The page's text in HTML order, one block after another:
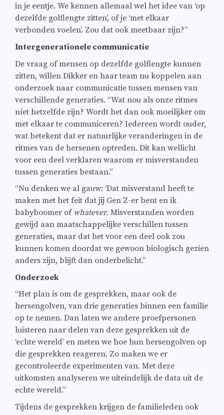
in je eentje. We kennen allemaal wel het idee van ‘op
dezelfde golflengte zitten’, of je ‘met elkaar
verbonden voelen’. Zou dat ook meetbaar zijn?”
Intergenerationele communicatie
De vraag of mensen op dezelfde golflengte kunnen
zitten, willen Dikker en haar team nu koppelen aan
onderzoek naar communicatie tussen mensen van
verschillende generaties. “Wat nou als onze ritmes
níet hetzelfde zijn? Wordt het dan ook moeilijker om
met elkaar te communiceren? Iedereen wordt ouder,
wat betekent dat er natuurlijke veranderingen in de
ritmes van de hersenen optreden. Dit kan wellicht
voor een deel verklaren waarom er misverstanden
tussen generaties bestaan.”
“Nu denken we al gauw: ‘Dat misverstand heeft te
maken met het feit dat jij Gen Z-er bent en ik
babyboomer of whatever. Misverstanden worden
gewijd aan maatschappelijke verschillen tussen
generaties, maar dat het voor een deel ook zou
kunnen komen doordat we gewoon biologisch gezien
anders zijn, blijft dan onderbelicht.”
Onderzoek
“Het plan is om de gesprekken, maar ook de
hersengolven, van drie generaties binnen een familie
op te nemen. Dan laten we andere proefpersonen
luisteren naar delen van deze gesprekken uit de
‘echte wereld’ en meten we hoe hun hersengolven op
die gesprekken reageren. Zo maken we er
gecontroleerde experimenten van. Met deze
uitkomsten analyseren we uiteindelijk de data uit de
echte wereld.”
Tijdens de gesprekken krijgen de familieleden ook